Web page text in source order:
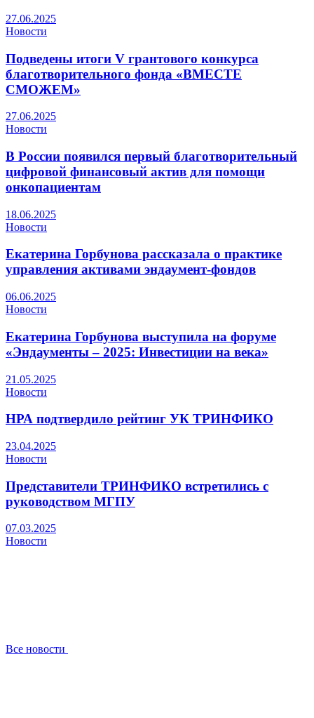
27.06.2025
Новости
Подведены итоги V грантового конкурса
благотворительного фонда «ВМЕСТЕ
СМОЖЕМ»
27.06.2025
Новости
В России появился первый благотворительный
цифровой финансовый актив для помощи
онкопациентам
18.06.2025
Новости
Екатерина Горбунова рассказала о практике
управления активами эндаумент-фондов
06.06.2025
Новости
Екатерина Горбунова выступила на форуме
«Эндаументы – 2025: Инвестиции на века»
21.05.2025
Новости
НРА подтвердило рейтинг УК ТРИНФИКО
23.04.2025
Новости
Представители ТРИНФИКО встретились с
руководством МГПУ
07.03.2025
Новости
Все новости